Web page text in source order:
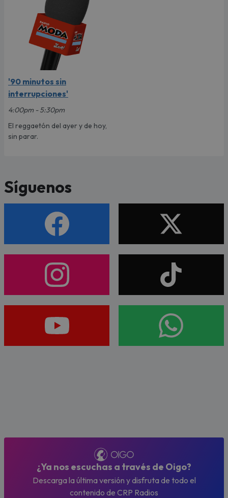
'90 minutos sin
interrupciones'
4:00pm - 5:30pm
El reggaetón del ayer y de hoy,
sin parar.
Síguenos
¿Ya nos escuchas a través de Oigo?
Descarga la última versión y disfruta de todo el
contenido de CRP Radios